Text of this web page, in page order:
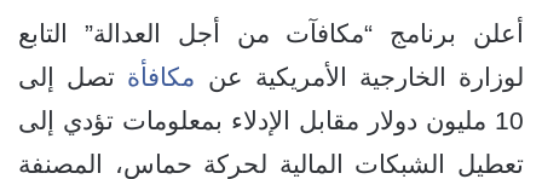
أعلن برنامج “مكافآت من أجل العدالة” التابع
لوزارة الخارجية الأمريكية عن مكافأة تصل إلى
10 مليون دولار مقابل الإدلاء بمعلومات تؤدي إلى
تعطيل الشبكات المالية لحركة حماس، المصنفة